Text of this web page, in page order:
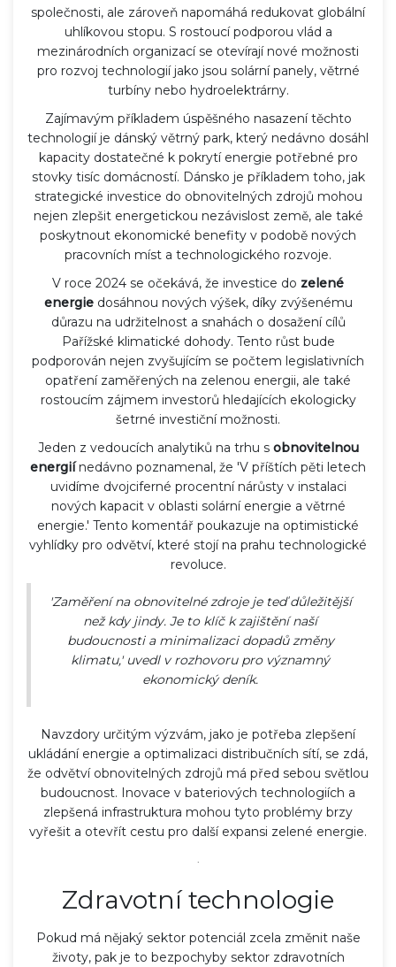
společnosti, ale zároveň napomáhá redukovat globální
uhlíkovou stopu. S rostoucí podporou vlád a
mezinárodních organizací se otevírají nové možnosti
pro rozvoj technologií jako jsou solární panely, větrné
turbíny nebo hydroelektrárny.
Zajímavým příkladem úspěšného nasazení těchto
technologií je dánský větrný park, který nedávno dosáhl
kapacity dostatečné k pokrytí energie potřebné pro
stovky tisíc domácností. Dánsko je příkladem toho, jak
strategické investice do obnovitelných zdrojů mohou
nejen zlepšit energetickou nezávislost země, ale také
poskytnout ekonomické benefity v podobě nových
pracovních míst a technologického rozvoje.
V roce 2024 se očekává, že investice do zelené
energiedosáhnou nových výšek, díky zvýšenému
důrazu na udržitelnost a snahách o dosažení cílů
Pařížské klimatické dohody. Tento růst bude
podporován nejen zvyšujícím se počtem legislativních
opatření zaměřených na zelenou energii, ale také
rostoucím zájmem investorů hledajících ekologicky
šetrné investiční možnosti.
Jeden z vedoucích analytiků na trhu s obnovitelnou
energiínedávno poznamenal, že 'V příštích pěti letech
uvidíme dvojciferné procentní nárůsty v instalaci
nových kapacit v oblasti solární energie a větrné
energie.' Tento komentář poukazuje na optimistické
vyhlídky pro odvětví, které stojí na prahu technologické
revoluce.
'Zaměření na obnovitelné zdroje je teď důležitější
než kdy jindy. Je to klíč k zajištění naší
budoucnosti a minimalizaci dopadů změny
klimatu,' uvedl v rozhovoru pro významný
ekonomický deník.
Navzdory určitým výzvám, jako je potřeba zlepšení
ukládání energie a optimalizaci distribučních sítí, se zdá,
že odvětví obnovitelných zdrojů má před sebou světlou
budoucnost. Inovace v bateriových technologiích a
zlepšená infrastruktura mohou tyto problémy brzy
vyřešit a otevřít cestu pro další expansi zelené energie.
Zdravotní technologie
Pokud má nějaký sektor potenciál zcela změnit naše
životy, pak je to bezpochyby sektor zdravotních